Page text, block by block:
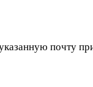
почту